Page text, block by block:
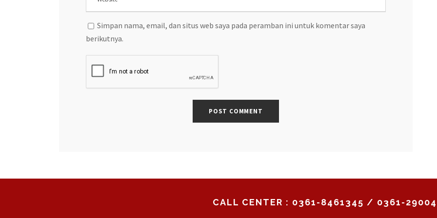
Simpan nama, email, dan situs web saya pada peramban ini untuk komentar saya
berikutnya.
CALL CENTER : 0361-8461345 / 0361-